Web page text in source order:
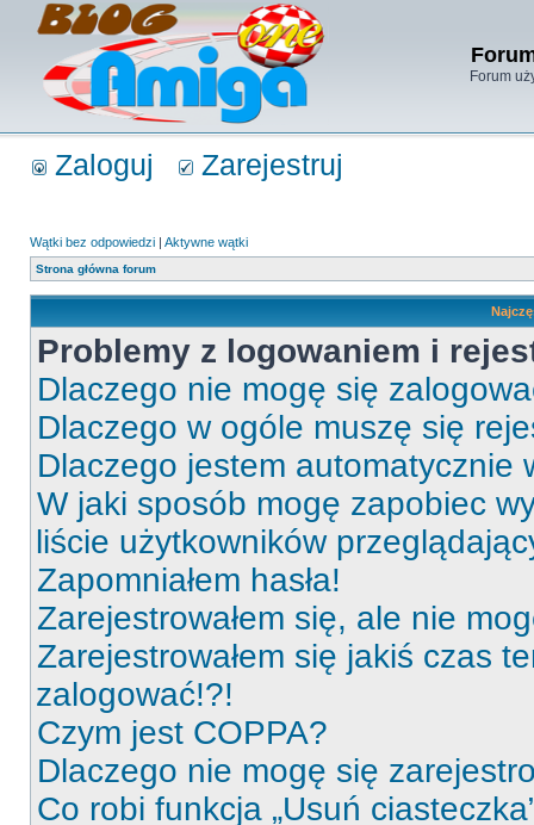
Forum
Zaloguj Zarejestruj
Wątki bez odpowiedzi | Aktywne wątki
Strona główna forum
Problemy z logowaniem i
Dlaczego nie mogę się
Dlaczego w ogóle muszę się
Dlaczego jestem automatycznie
W jaki sposób mogę zapobiec
liście użytkowników
Zapomniałem hasła!
Zarejestrowałem się, ale nie
Zarejestrowałem się jakiś czas
zalogować!?!
Czym jest COPPA?
Dlaczego nie mogę się
Co robi funkcja „Usuń